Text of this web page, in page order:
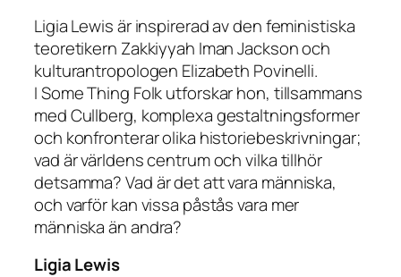
Ligia Lewis är inspirerad av den feministiska
teoretikern Zakkiyyah Iman Jackson och
kulturantropologen Elizabeth Povinelli.
ISome Thing Folkutforskar hon, tillsammans
med Cullberg, komplexa gestaltningsformer
och konfronterar olika historiebeskrivningar;
vad är världens centrum och vilka tillhör
detsamma? Vad är det att vara människa,
och varför kan vissa påstås vara mer
människa än andra?
Ligia Lewis